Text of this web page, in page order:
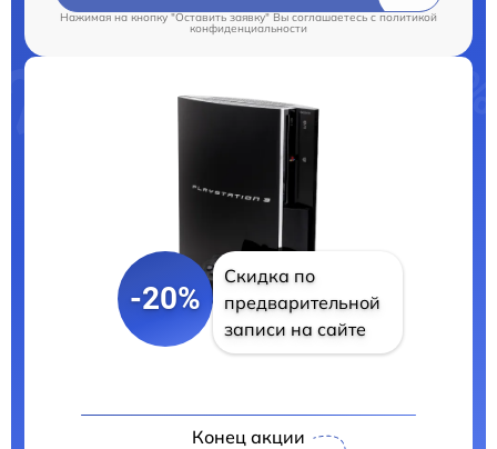
Нажимая на кнопку "Оставить заявку" Вы соглашаетесь cполитикой
конфиденциальности
-20%
Скидка по
предварительной
записи на сайте
Конец акции